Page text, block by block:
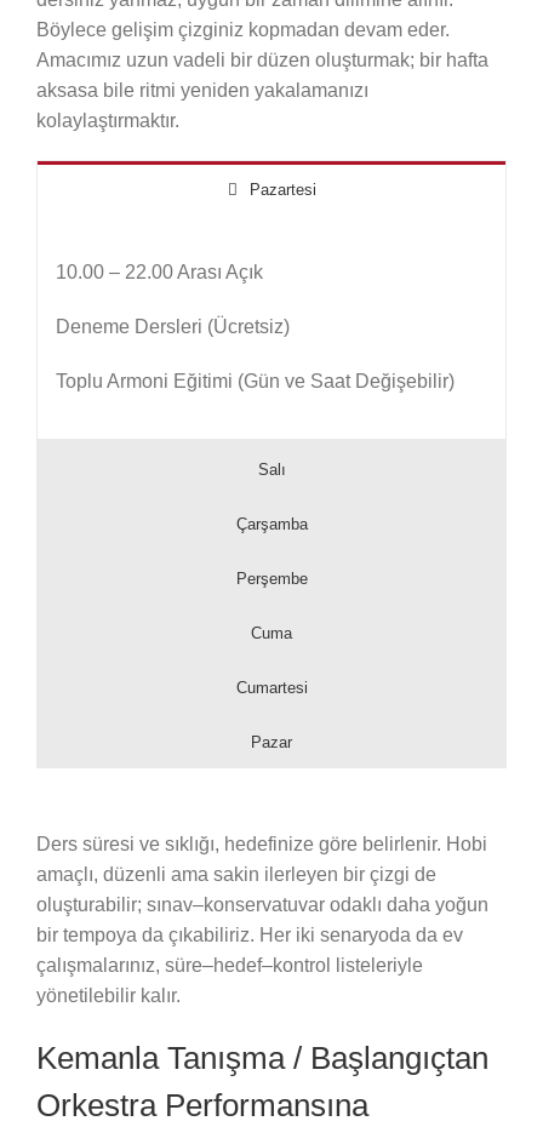
Böylece gelişim çizginiz kopmadan devam eder.
Amacımız uzun vadeli bir düzen oluşturmak; bir hafta
aksasa bile ritmi yeniden yakalamanızı
kolaylaştırmaktır.
Pazartesi
10.00 – 22.00 Arası Açık
Deneme Dersleri (Ücretsiz)
Toplu Armoni Eğitimi (Gün ve Saat Değişebilir)
Salı
Çarşamba
Perşembe
Cuma
Cumartesi
Pazar
Ders süresi ve sıklığı, hedefinize göre belirlenir. Hobi
amaçlı, düzenli ama sakin ilerleyen bir çizgi de
oluşturabilir; sınav–konservatuvar odaklı daha yoğun
bir tempoya da çıkabiliriz. Her iki senaryoda da ev
çalışmalarınız, süre–hedef–kontrol listeleriyle
yönetilebilir kalır.
Kemanla Tanışma / Başlangıçtan
Orkestra Performansına